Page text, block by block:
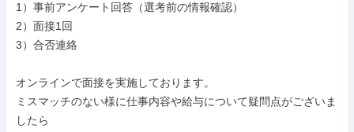
1）事前アンケート回答（選考前の情報確認）
2）面接1回
3）合否連絡
オンラインで面接を実施しております。
ミスマッチのない様に仕事内容や給与について疑問点がございま
したら